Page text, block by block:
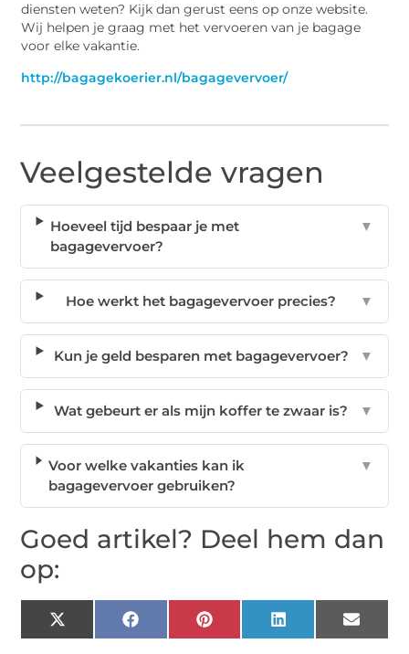
diensten weten? Kijk dan gerust eens op onze website.
Wij helpen je graag met het vervoeren van je bagage
voor elke vakantie.
http://bagagekoerier.nl/bagagevervoer/
Veelgestelde vragen
Hoeveel tijd bespaar je met
bagagevervoer?
▼
Hoe werkt het bagagevervoer precies? ▼
Kun je geld besparen met bagagevervoer? ▼
Wat gebeurt er als mijn koffer te zwaar is? ▼
Voor welke vakanties kan ik
bagagevervoer gebruiken?
▼
Goed artikel? Deel hem dan
op:
X
(Twitter)
Facebook Pinterest LinkedIn Email